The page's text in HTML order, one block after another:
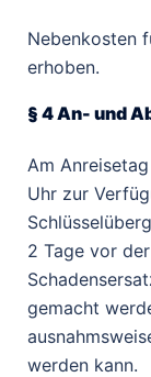
Nebenkosten
erhoben.
§ 4 An- und
Am
Uhr zur
2 Tage vor
gemacht
werden kann.